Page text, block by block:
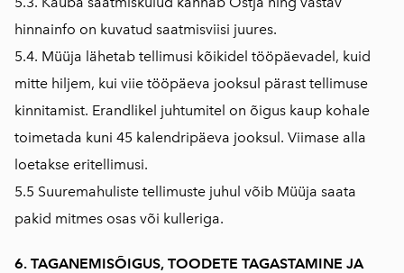
hinnainfo on kuvatud saatmisviisi juures.
5.4. Müüja lähetab tellimusi kõikidel tööpäevadel, kuid
mitte hiljem, kui viie tööpäeva jooksul pärast tellimuse
kinnitamist. Erandlikel juhtumitel on õigus kaup kohale
toimetada kuni 45 kalendripäeva jooksul. Viimase alla
loetakse eritellimusi.
5.5 Suuremahuliste tellimuste juhul võib Müüja saata
pakid mitmes osas või kulleriga.
6. TAGANEMISÕIGUS, TOODETE TAGASTAMINE JA